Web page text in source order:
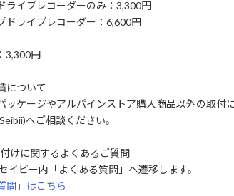
イブレコーダーのみ：3,300円
ドライブレコーダー：6,600円
3,300円
について
ッケージやアルパインストア購入商品以外の取付に
へご相談ください。
けに関するよくあるご質問
イビー内「よくある質問」へ遷移します。
問」はこちら